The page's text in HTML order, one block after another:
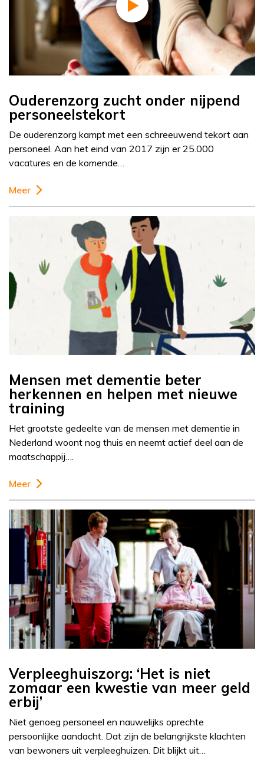
Ouderenzorg zucht onder nijpend
personeelstekort
De ouderenzorg kampt met een schreeuwend tekort aan
personeel. Aan het eind van 2017 zijn er 25.000
vacatures en de komende…
Meer
Mensen met dementie beter
herkennen en helpen met nieuwe
training
Het grootste gedeelte van de mensen met dementie in
Nederland woont nog thuis en neemt actief deel aan de
maatschappij….
Meer
Verpleeghuiszorg: ‘Het is niet
zomaar een kwestie van meer geld
erbij’
Niet genoeg personeel en nauwelijks oprechte
persoonlijke aandacht. Dat zijn de belangrijkste klachten
van bewoners uit verpleeghuizen. Dit blijkt uit…